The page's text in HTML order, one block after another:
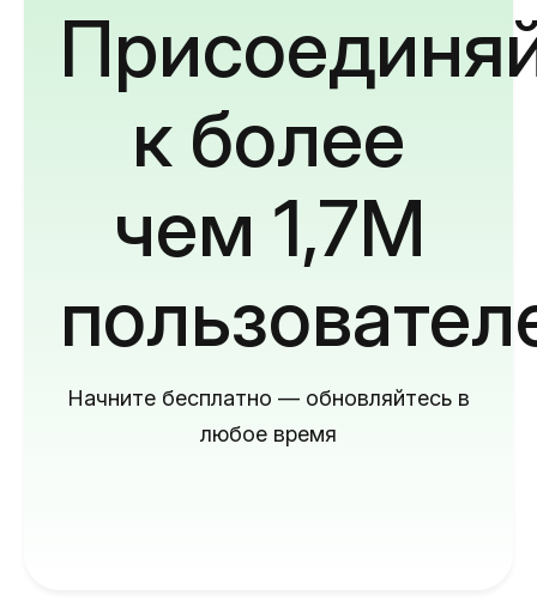
к более
чем 1,7M
Начните бесплатно — обновляйтесь в
любое время